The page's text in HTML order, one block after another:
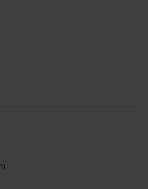
が体に馴染んでいく構造です。